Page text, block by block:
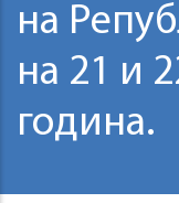
на
на 21 и
година.